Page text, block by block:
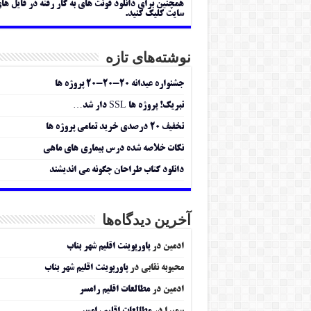
همچنین برای دانلود فونت های به کار رفته در فایل
سایت کلیک کنید.
نوشته‌های تازه
جشنواره عیدانه ۲۰-۲۰-۲۰ پروژه ها
تبریک! پروژه ها SSL دار شد…
تخفیف ۲۰ درصدی خرید تمامی پروژه ها
نکات خلاصه شده درس بیماری های ماهی
دانلود کتاب طراحان چگونه می اندیشند
آخرین دیدگاه‌ها
ادمین درپاورپوینت اقلیم شهر بناب
محبوبه نقابی درپاورپوینت اقلیم شهر بناب
ادمین درمطالعات اقلیم رامسر